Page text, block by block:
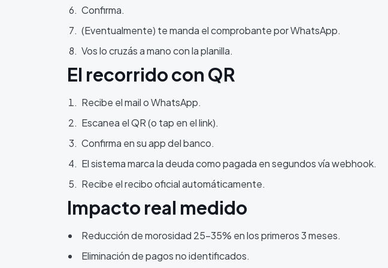
Confirma.
(Eventualmente) te manda el comprobante por WhatsApp.
Vos lo cruzás a mano con la planilla.
El recorrido con QR
Recibe el mail o WhatsApp.
Escanea el QR (o tap en el link).
Confirma en su app del banco.
El sistema marca la deuda como pagada en segundos vía webhook.
Recibe el recibo oficial automáticamente.
Impacto real medido
Reducción de morosidad 25-35% en los primeros 3 meses.
Eliminación de pagos no identificados.